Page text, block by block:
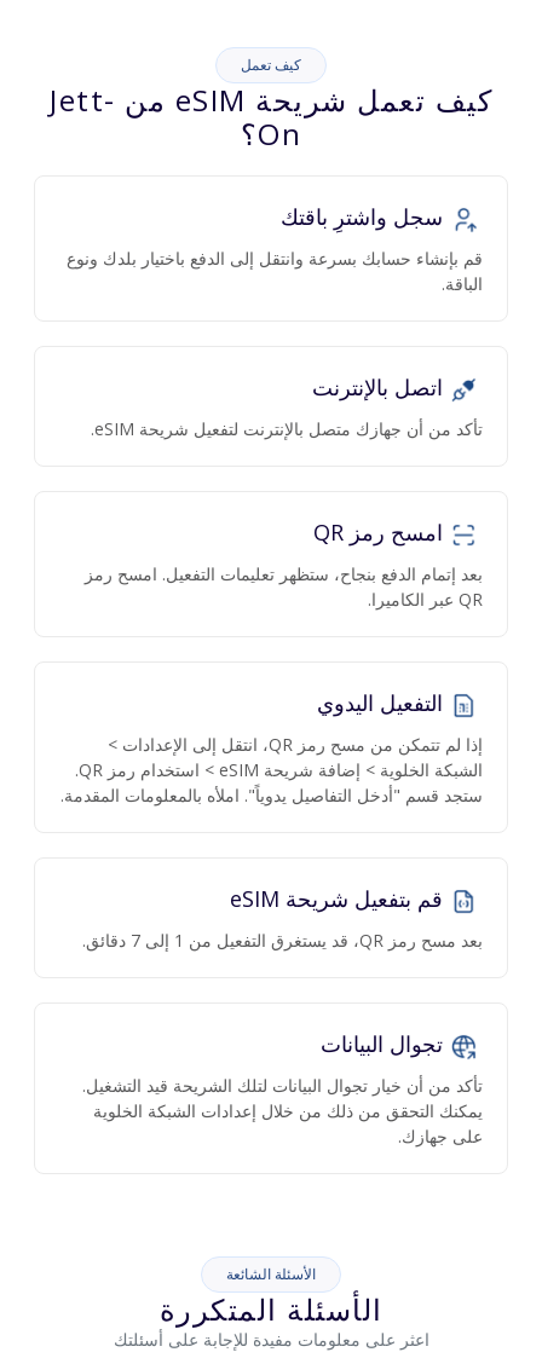
كيف تعمل
كيف تعمل شريحة eSIM من Jett-
On؟
سجل واشترِ باقتك
قم بإنشاء حسابك بسرعة وانتقل إلى الدفع باختيار بلدك ونوع
الباقة.
اتصل بالإنترنت
تأكد من أن جهازك متصل بالإنترنت لتفعيل شريحة eSIM.
امسح رمز QR
بعد إتمام الدفع بنجاح، ستظهر تعليمات التفعيل. امسح رمز
QR عبر الكاميرا.
التفعيل اليدوي
إذا لم تتمكن من مسح رمز QR، انتقل إلى الإعدادات >
الشبكة الخلوية > إضافة شريحة eSIM > استخدام رمز QR.
ستجد قسم "أدخل التفاصيل يدوياً". املأه بالمعلومات المقدمة.
قم بتفعيل شريحة eSIM
بعد مسح رمز QR، قد يستغرق التفعيل من 1 إلى 7 دقائق.
تجوال البيانات
تأكد من أن خيار تجوال البيانات لتلك الشريحة قيد التشغيل.
يمكنك التحقق من ذلك من خلال إعدادات الشبكة الخلوية
على جهازك.
الأسئلة الشائعة
الأسئلة المتكررة
اعثر على معلومات مفيدة للإجابة على أسئلتك